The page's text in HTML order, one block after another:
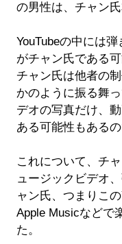
の男性は、チャン氏
YouTubeの中には
がチャン氏である
チャン氏は他者の
かのように振る舞
デオの写真だけ、
ある可能性もある
これについて、チ
ュージックビデオ
ャン氏、つまりこ
Apple Musicなどで
た。